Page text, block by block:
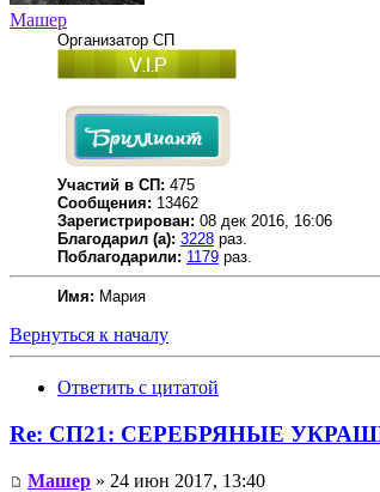
Машер
Организатор СП
Участий в СП: 475
Сообщения: 13462
Зарегистрирован: 08 дек 2016, 16:06
Благодарил (а): 3228 раз.
Поблагодарили: 1179 раз.
Имя: Мария
Вернуться к началу
Ответить с цитатой
Re: СП21: СЕРЕБРЯНЫЕ
Машер » 24 июн 2017, 13:40